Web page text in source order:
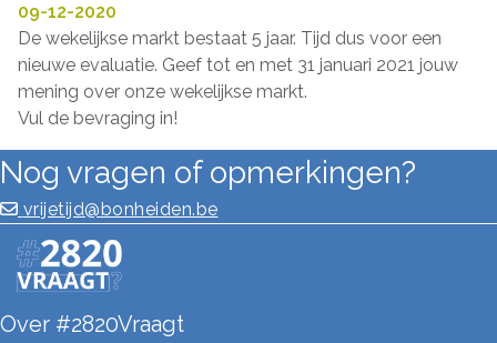
09-12-2020
De wekelijkse markt bestaat 5 jaar. Tijd dus voor een
nieuwe evaluatie. Geef tot en met 31 januari 2021 jouw
mening over onze wekelijkse markt.
Vul de bevraging in!
Nog vragen of opmerkingen?
vrijetijd@bonheiden.be
Over #2820Vraagt